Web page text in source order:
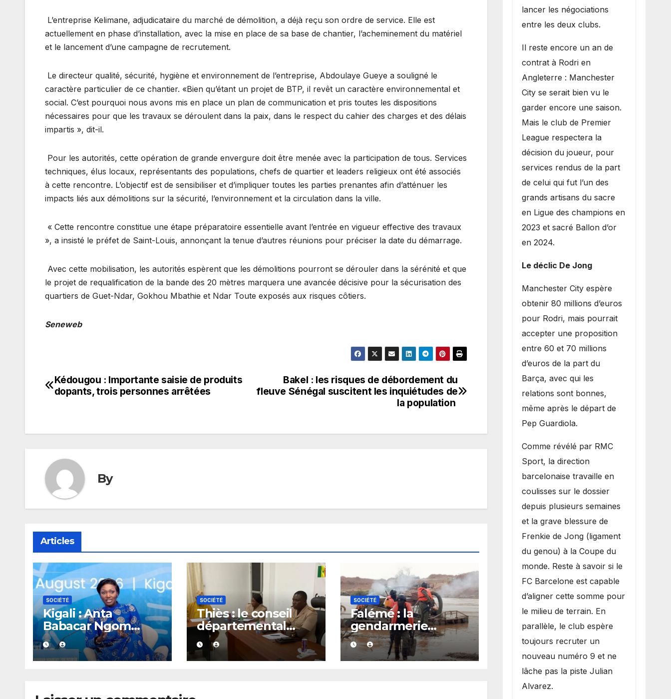
L’entreprise Kelimane, adjudicataire du marché de démolition, a déjà reçu son ordre de service. Elle est
actuellement en phase d’installation, avec la mise en place de sa base de chantier, l’acheminement du matériel
et le lancement d’une campagne de recrutement.
Le directeur qualité, sécurité, hygiène et environnement de l’entreprise, Abdoulaye Gueye a souligné le
caractère particulier de ce chantier. «Bien qu’étant un projet de BTP, il revêt un caractère environnemental et
social. C’est pourquoi nous avons mis en place un plan de communication et pris toutes les dispositions
nécessaires pour que les travaux se déroulent dans la paix, dans le respect du cahier des charges et des délais
impartis », dit-il.
Pour les autorités, cette opération de grande envergure doit être menée avec la participation de tous. Services
techniques, élus locaux, représentants des populations, chefs de quartier et leaders religieux ont été associés
à cette rencontre. L’objectif est de sensibiliser et d’impliquer toutes les parties prenantes afin d’atténuer les
impacts liés aux démolitions sur la sécurité, l’environnement et la circulation dans la ville.
« Cette rencontre constitue une étape préparatoire essentielle avant l’entrée en vigueur effective des travaux
», a insisté le préfet de Saint-Louis, annonçant la tenue d’autres réunions pour préciser la date du démarrage.
Avec cette mobilisation, les autorités espèrent que les démolitions pourront se dérouler dans la sérénité et que
le projet de requalification de la bande des 20 mètres marquera une avancée décisive pour la sécurisation des
quartiers de Guet-Ndar, Gokhou Mbathie et Ndar Toute exposés aux risques côtiers.
Seneweb
Navigation
Bakel : les risques de débordement du
fleuve Sénégal suscitent les inquiétudes de
la population
Kédougou : Importante saisie de produits
dopants, trois personnes arrêtées
By
Articles
SOCIÉTÉ
Kigali : Anta
Babacar Ngom
salue une académie
dédiée au
leadership politique
SOCIÉTÉ
Thiès : le conseil
départemental
réagit après le
rappel à l’ordre du
gouverneur
SOCIÉTÉ
Falémé : la
gendarmerie
détruit 27 dragues
dans le cadre de la
lutte contre
lancer les négociations
entre les deux clubs.
​Il reste encore un an de
contrat à Rodri en
Angleterre : Manchester
City se serait bien vu le
garder encore une saison.
Mais le club de Premier
League respectera la
décision du joueur, pour
services rendus de la part
de celui qui fut l’un des
grands artisans du sacre
en Ligue des champions en
2023 et sacré Ballon d’or
en 2024.
Le déclic De Jong
​Manchester City espère
obtenir 80 millions d’euros
pour Rodri, mais pourrait
accepter une proposition
entre 60 et 70 millions
d’euros de la part du
Barça, avec qui les
relations sont bonnes,
même après le départ de
Pep Guardiola.
​Comme révélé par RMC
Sport, la direction
barcelonaise travaille en
coulisses sur le dossier
depuis plusieurs semaines
et la grave blessure de
Frenkie de Jong (ligament
du genou) à la Coupe du
monde. Reste à savoir si le
FC Barcelone est capable
d’aligner cette somme pour
le milieu de terrain. En
parallèle, le club espère
toujours recruter un
nouveau numéro 9 et ne
lâche pas la piste Julian
Alvarez.